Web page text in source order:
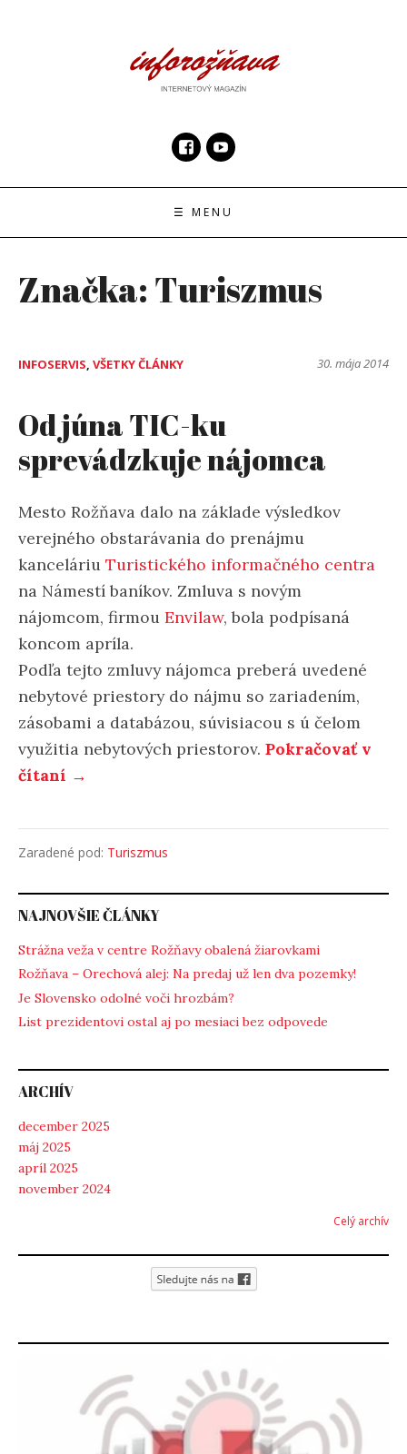
☰ MENU
Značka:Turiszmus
INFOSERVIS, VŠETKY ČLÁNKY 30. mája 2014
Od júna TIC-ku
sprevádzkuje nájomca
Mesto Rožňava dalo na základe výsledkov
verejného obstarávania do prenájmu
kanceláriu Turistického informačného centra
na Námestí baníkov. Zmluva s novým
nájomcom, firmou Envilaw, bola podpísaná
koncom apríla.
Podľa tejto zmluvy nájomca preberá uvedené
nebytové priestory do nájmu so zariadením,
zásobami a databázou, súvisiacou s ú čelom
využitia nebytových priestorov. Pokračovať v
čítaní →
Zaradené pod: Turiszmus
NAJNOVŠIE ČLÁNKY
Strážna veža v centre Rožňavy obalená žiarovkami
Rožňava – Orechová alej: Na predaj už len dva pozemky!
Je Slovensko odolné voči hrozbám?
List prezidentovi ostal aj po mesiaci bez odpovede
ARCHÍV
december 2025
máj 2025
apríl 2025
november 2024
Celý archív